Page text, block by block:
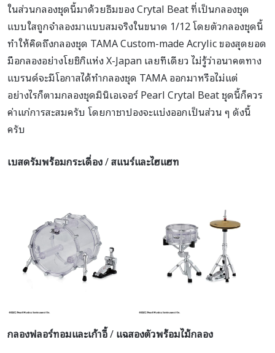
ในส่วนกลองชุดนี้มาด้วยธีมของ Crytal Beat ที่เป็นกลองชุด
แบบใสถูกจำลองมาแบบสมจริงในขนาด 1/12 โดยตัวกลองชุดนี้
ทำให้คิดถึงกลองชุด TAMA Custom-made Acrylic ของสุดยอด
มือกลองอย่างโยชิกิแห่ง X-Japan เลยทีเดียว ไม่รู้ว่าอนาคตทาง
แบรนด์จะมีโอกาสได้ทำกลองชุด TAMA ออกมาหรือไม่แต่
อย่างไรก็ตามกลองชุดมินิเอเจอร์ Pearl Crytal Beat ชุดนี้ก็ควร
ค่าแก่การสะสมครับ โดยกาชาปองจะแบ่งออกเป็นส่วน ๆ ดังนี้
ครับ
เบสดรัมพร้อมกระเดื่อง/สแนร์และไฮแฮท
กลองฟลอร์ทอมและเก้าอี้/แฉสองตัวพร้อมไม้กลอง